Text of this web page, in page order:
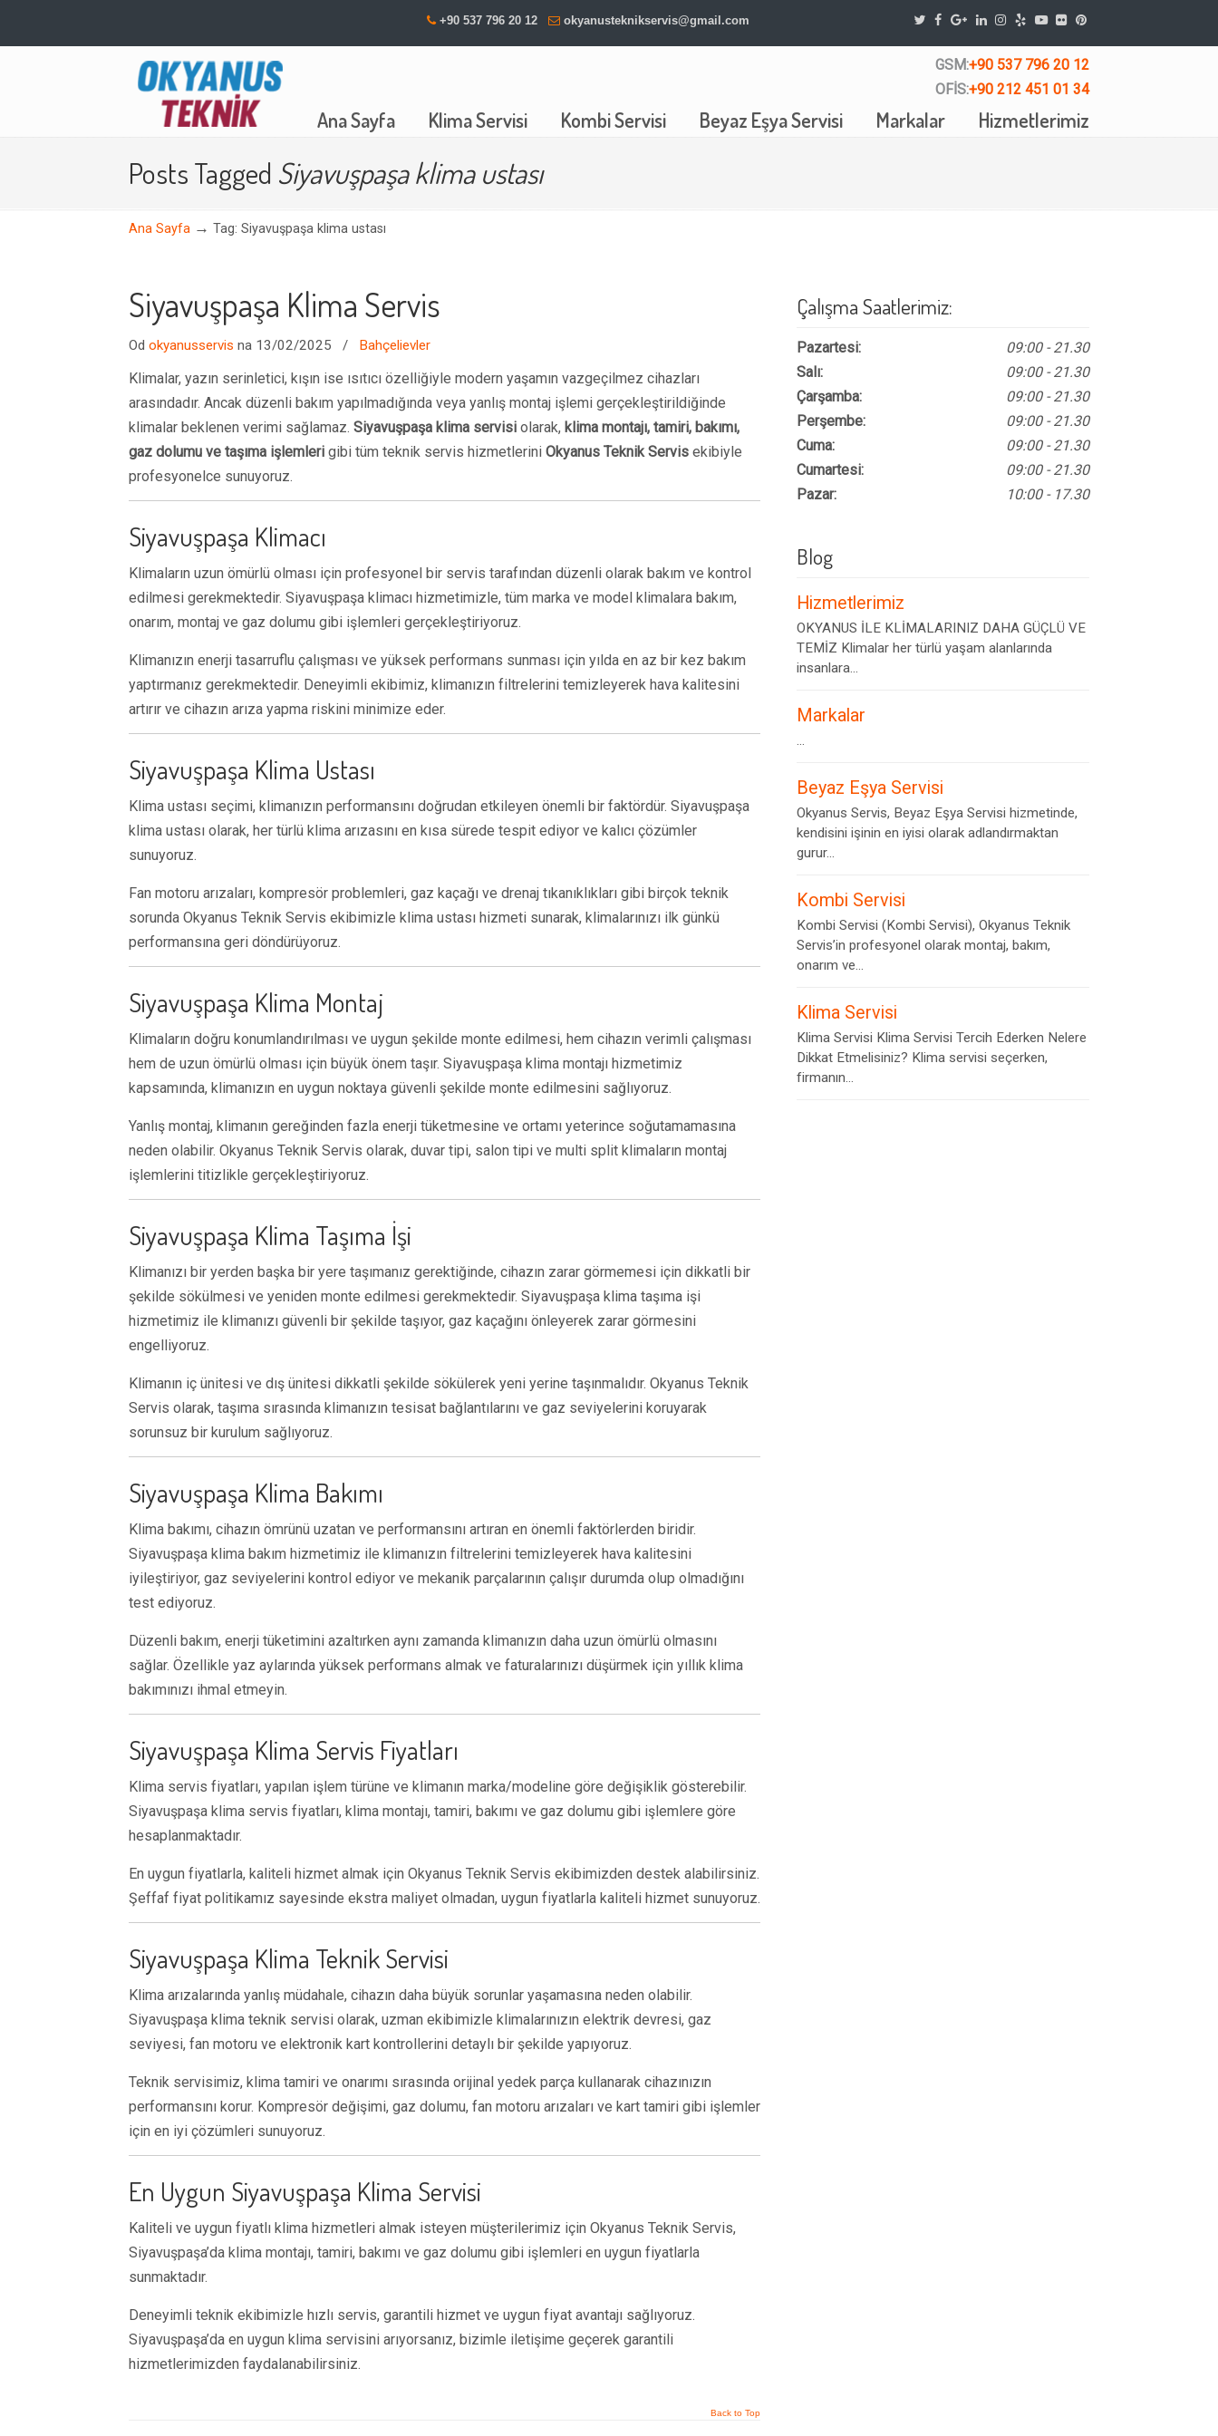
+90 537 796 20 12 okyanusteknikservis@gmail.com
GSM:+90 537 796 20 12
OFİS:+90 212 451 01 34
Ana Sayfa Klima Servisi Kombi Servisi Beyaz Eşya Servisi Markalar Hizmetlerimiz
Navigation
Posts Tagged Siyavuşpaşa klima ustası
Ana Sayfa → Tag: Siyavuşpaşa klima ustası
Siyavuşpaşa Klima Servis
Od okyanusservis na 13/02/2025 / Bahçelievler
Klimalar, yazın serinletici, kışın ise ısıtıcı özelliğiyle modern yaşamın vazgeçilmez cihazları
arasındadır. Ancak düzenli bakım yapılmadığında veya yanlış montaj işlemi gerçekleştirildiğinde
klimalar beklenen verimi sağlamaz. Siyavuşpaşa klima servisi olarak, klima montajı, tamiri, bakımı,
gaz dolumu ve taşıma işlemleri gibi tüm teknik servis hizmetlerini Okyanus Teknik Servis ekibiyle
profesyonelce sunuyoruz.
Siyavuşpaşa Klimacı
Klimaların uzun ömürlü olması için profesyonel bir servis tarafından düzenli olarak bakım ve kontrol
edilmesi gerekmektedir. Siyavuşpaşa klimacı hizmetimizle, tüm marka ve model klimalara bakım,
onarım, montaj ve gaz dolumu gibi işlemleri gerçekleştiriyoruz.
Klimanızın enerji tasarruflu çalışması ve yüksek performans sunması için yılda en az bir kez bakım
yaptırmanız gerekmektedir. Deneyimli ekibimiz, klimanızın filtrelerini temizleyerek hava kalitesini
artırır ve cihazın arıza yapma riskini minimize eder.
Siyavuşpaşa Klima Ustası
Klima ustası seçimi, klimanızın performansını doğrudan etkileyen önemli bir faktördür. Siyavuşpaşa
klima ustası olarak, her türlü klima arızasını en kısa sürede tespit ediyor ve kalıcı çözümler
sunuyoruz.
Fan motoru arızaları, kompresör problemleri, gaz kaçağı ve drenaj tıkanıklıkları gibi birçok teknik
sorunda Okyanus Teknik Servis ekibimizle klima ustası hizmeti sunarak, klimalarınızı ilk günkü
performansına geri döndürüyoruz.
Siyavuşpaşa Klima Montaj
Klimaların doğru konumlandırılması ve uygun şekilde monte edilmesi, hem cihazın verimli çalışması
hem de uzun ömürlü olması için büyük önem taşır. Siyavuşpaşa klima montajı hizmetimiz
kapsamında, klimanızın en uygun noktaya güvenli şekilde monte edilmesini sağlıyoruz.
Yanlış montaj, klimanın gereğinden fazla enerji tüketmesine ve ortamı yeterince soğutamamasına
neden olabilir. Okyanus Teknik Servis olarak, duvar tipi, salon tipi ve multi split klimaların montaj
işlemlerini titizlikle gerçekleştiriyoruz.
Siyavuşpaşa Klima Taşıma İşi
Klimanızı bir yerden başka bir yere taşımanız gerektiğinde, cihazın zarar görmemesi için dikkatli bir
şekilde sökülmesi ve yeniden monte edilmesi gerekmektedir. Siyavuşpaşa klima taşıma işi
hizmetimiz ile klimanızı güvenli bir şekilde taşıyor, gaz kaçağını önleyerek zarar görmesini
engelliyoruz.
Klimanın iç ünitesi ve dış ünitesi dikkatli şekilde sökülerek yeni yerine taşınmalıdır. Okyanus Teknik
Servis olarak, taşıma sırasında klimanızın tesisat bağlantılarını ve gaz seviyelerini koruyarak
sorunsuz bir kurulum sağlıyoruz.
Siyavuşpaşa Klima Bakımı
Klima bakımı, cihazın ömrünü uzatan ve performansını artıran en önemli faktörlerden biridir.
Siyavuşpaşa klima bakım hizmetimiz ile klimanızın filtrelerini temizleyerek hava kalitesini
iyileştiriyor, gaz seviyelerini kontrol ediyor ve mekanik parçalarının çalışır durumda olup olmadığını
test ediyoruz.
Düzenli bakım, enerji tüketimini azaltırken aynı zamanda klimanızın daha uzun ömürlü olmasını
sağlar. Özellikle yaz aylarında yüksek performans almak ve faturalarınızı düşürmek için yıllık klima
bakımınızı ihmal etmeyin.
Siyavuşpaşa Klima Servis Fiyatları
Klima servis fiyatları, yapılan işlem türüne ve klimanın marka/modeline göre değişiklik gösterebilir.
Siyavuşpaşa klima servis fiyatları, klima montajı, tamiri, bakımı ve gaz dolumu gibi işlemlere göre
hesaplanmaktadır.
En uygun fiyatlarla, kaliteli hizmet almak için Okyanus Teknik Servis ekibimizden destek alabilirsiniz.
Şeffaf fiyat politikamız sayesinde ekstra maliyet olmadan, uygun fiyatlarla kaliteli hizmet sunuyoruz.
Siyavuşpaşa Klima Teknik Servisi
Klima arızalarında yanlış müdahale, cihazın daha büyük sorunlar yaşamasına neden olabilir.
Siyavuşpaşa klima teknik servisi olarak, uzman ekibimizle klimalarınızın elektrik devresi, gaz
seviyesi, fan motoru ve elektronik kart kontrollerini detaylı bir şekilde yapıyoruz.
Teknik servisimiz, klima tamiri ve onarımı sırasında orijinal yedek parça kullanarak cihazınızın
performansını korur. Kompresör değişimi, gaz dolumu, fan motoru arızaları ve kart tamiri gibi işlemler
için en iyi çözümleri sunuyoruz.
En Uygun Siyavuşpaşa Klima Servisi
Kaliteli ve uygun fiyatlı klima hizmetleri almak isteyen müşterilerimiz için Okyanus Teknik Servis,
Siyavuşpaşa’da klima montajı, tamiri, bakımı ve gaz dolumu gibi işlemleri en uygun fiyatlarla
sunmaktadır.
Deneyimli teknik ekibimizle hızlı servis, garantili hizmet ve uygun fiyat avantajı sağlıyoruz.
Siyavuşpaşa’da en uygun klima servisini arıyorsanız, bizimle iletişime geçerek garantili
hizmetlerimizden faydalanabilirsiniz.
Back to Top
Çalışma Saatlerimiz:
Pazartesi:
Salı:
Çarşamba:
Perşembe:
Cuma:
Cumartesi:
Pazar:
09:00 - 21.30
09:00 - 21.30
09:00 - 21.30
09:00 - 21.30
09:00 - 21.30
09:00 - 21.30
10:00 - 17.30
Blog
Hizmetlerimiz
OKYANUS İLE KLİMALARINIZ DAHA GÜÇLÜ VE
TEMİZ Klimalar her türlü yaşam alanlarında
insanlara...
Markalar
...
Beyaz Eşya Servisi
Okyanus Servis, Beyaz Eşya Servisi hizmetinde,
kendisini işinin en iyisi olarak adlandırmaktan
gurur...
Kombi Servisi
Kombi Servisi (Kombi Servisi), Okyanus Teknik
Servis’in profesyonel olarak montaj, bakım,
onarım ve...
Klima Servisi
Klima Servisi Klima Servisi Tercih Ederken Nelere
Dikkat Etmelisiniz? Klima servisi seçerken,
firmanın...